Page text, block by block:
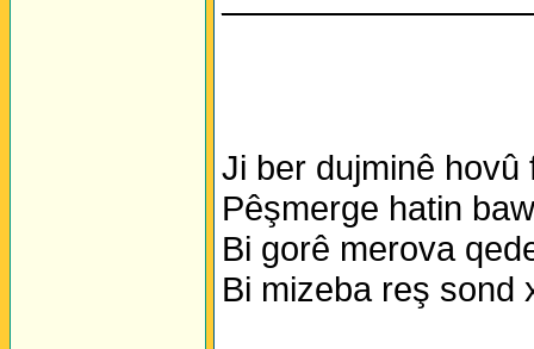
Ji ber dujminê hovû
Pêşmerge hatin
Bi gorê merova
Bi mizeba reş sond